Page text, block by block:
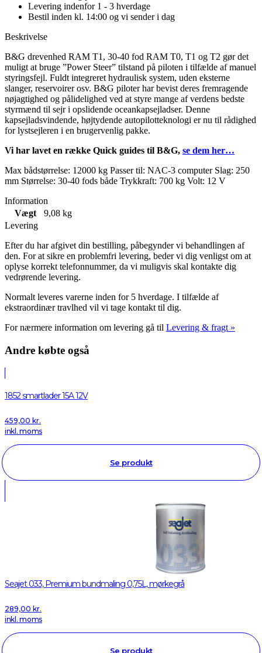
Levering indenfor 1 - 3 hverdage
Bestil inden kl. 14:00 og vi sender i dag
Beskrivelse
B&G drevenhed RAM T1, 30-40 fod RAM T0, T1 og T2 gør det
muligt at bruge ”Power Steer” tilstand på piloten i tilfælde af manuel
styringsfejl. Fuldt integreret hydraulisk system, uden eksterne
slanger, reservoirer osv. B&G piloter har bevist deres fremragende
nøjagtighed og pålidelighed ved at styre mange af verdens bedste
styrmænd til sejr i opslidende oceankapsejladser. Denne
kapsejladsvindende, højtydende autopilotteknologi er nu til rådighed
for lystsejleren i en brugervenlig pakke.
Vi har lavet en række Quick guides til B&G, se dem her…
Max bådstørrelse: 12000 kg Passer til: NAC-3 computer Slag: 250
mm Størrelse: 30-40 fods både Trykkraft: 700 kg Volt: 12 V
Information
Vægt
9,08 kg
Levering
Efter du har afgivet din bestilling, påbegynder vi behandlingen af
den. For at sikre en problemfri levering, beder vi dig venligst om at
oplyse korrekt telefonnummer, da vi muligvis skal kontakte dig
vedrørende levering.
Normalt leveres varerne inden for 5 hverdage. I tilfælde af
ekstraordinær travlhed vil vi tage kontakt til dig.
For nærmere information om levering gå til Levering & fragt »
Andre købte også
1852 smartlader 15A 12V
459,00 kr.
inkl. moms
Se produkt
Seajet 033, Premium bundmaling 0,75L, mørkegrå
289,00 kr.
inkl. moms
Se produkt